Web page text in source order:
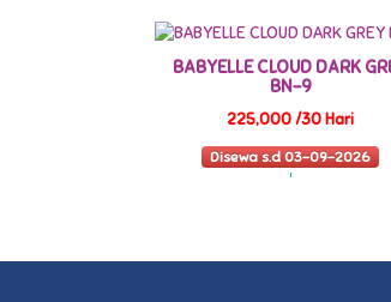
BABYELLE CLOUD DARK
BN-9
225,000 /30 Hari
Disewa s.d 03-09-2026